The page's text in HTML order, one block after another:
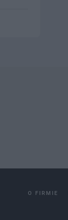
O FIRMIE